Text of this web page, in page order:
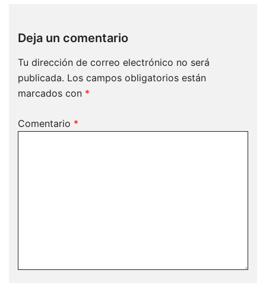
Deja un comentario
Tu dirección de correo electrónico no será
publicada. Los campos obligatorios están
marcados con *
Comentario *